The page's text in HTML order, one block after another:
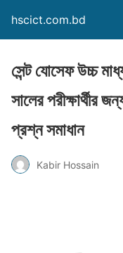
hscict.com.bd
সেন্ট যোসেফ উচ্চ
সালের পরীক্ষার্থীর
প্রশ্ন সমাধান
Kabir Hossain